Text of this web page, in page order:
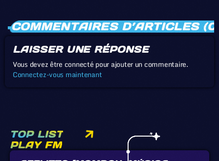
COMMENTAIRES D’ARTICLES
LAISSER UNE RÉPONSE
Vous devez être connecté pour ajouter un commentaire.
Connectez-vous maintenant
TOP LIST
PLAY FM